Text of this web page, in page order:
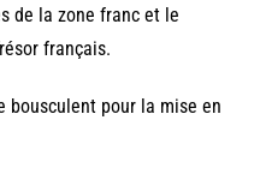
de la zone franc et le
français.
bousculent pour la mise en